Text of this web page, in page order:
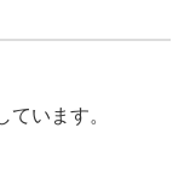
います。